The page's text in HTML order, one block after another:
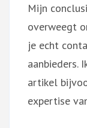
Mijn
overweegt
je echt
aanbieders.
artikel
expertise